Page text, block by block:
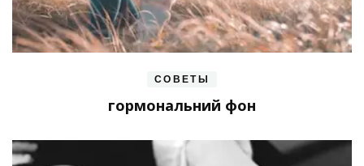
СОВЕТЫ
гормональний фон